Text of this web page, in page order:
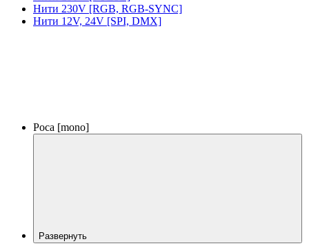
Нити 230V [RGB, RGB-SYNC]
Нити 12V, 24V [SPI, DMX]
Роса [mono]
Развернуть